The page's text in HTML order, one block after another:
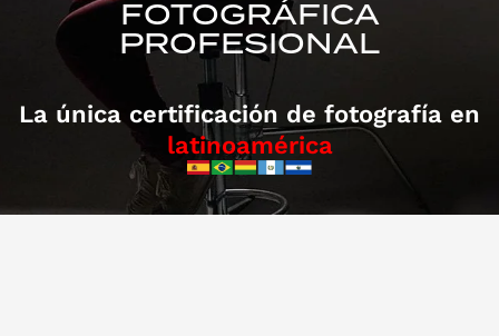
FOTOGRÁFICA
PROFESIONAL
La única certificación de fotografía en
latinoamérica